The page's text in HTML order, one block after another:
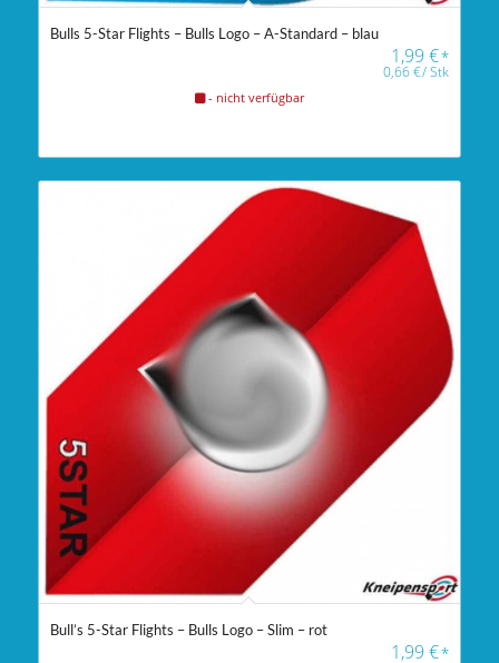
Bulls 5-Star Flights – Bulls Logo – A-Standard – blau
1,99€*
0,66€/Stk
- nicht verfügbar
Bull’s 5-Star Flights – Bulls Logo – Slim – rot
1,99€*